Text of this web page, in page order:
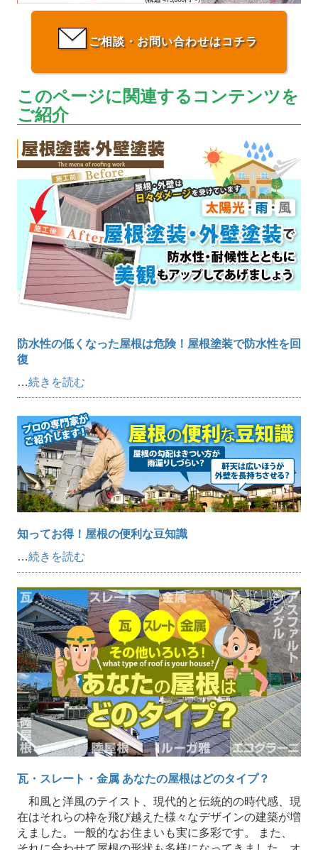
ご相談・お問い合わせはコチラ
このページに関連するコンテンツを
ご紹介
防水性の低くなった屋根は危険！屋根塗装で防水性を回
復
…続きを読む
知ってお得！屋根の便利な豆知識
…続きを読む
瓦・スレート・金属 あなたの屋根はどのタイプ？
和風と洋風のテイスト、現代的と伝統的の時代感、現
在はそれらの枠を飛び越えた様々なデザインの建築が増
えました。一般的なお住まいも実に多彩です。 また、